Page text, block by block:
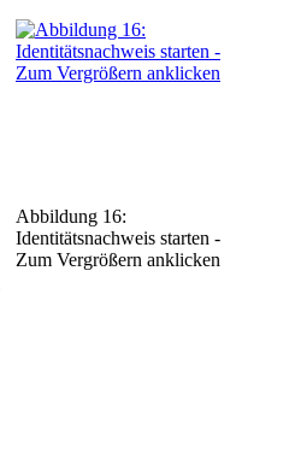
Abbildung 16:
Identitätsnachweis starten -
Zum Vergrößern anklicken